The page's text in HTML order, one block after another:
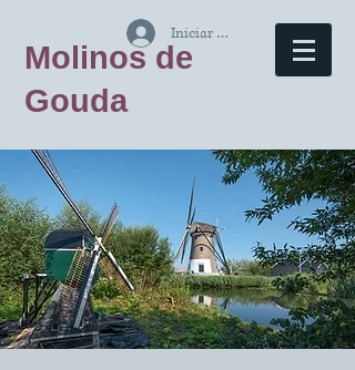
Molinos de
Gouda
Iniciar sesión